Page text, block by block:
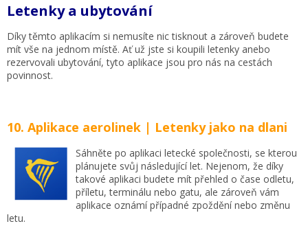
Letenky a ubytování
Díky těmto aplikacím si nemusíte nic tisknout a zároveň budete
mít vše na jednom místě. Ať už jste si koupili letenky anebo
rezervovali ubytování, tyto aplikace jsou pro nás na cestách
povinnost.
10. Aplikace aerolinek | Letenky jako na dlani
Sáhněte po aplikaci letecké společnosti, se kterou
plánujete svůj následující let. Nejenom, že díky
takové aplikaci budete mít přehled o čase odletu,
příletu, terminálu nebo gatu, ale zároveň vám
aplikace oznámí případné zpoždění nebo změnu
letu.